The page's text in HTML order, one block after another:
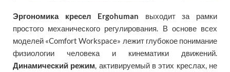
Эргономика кресел Ergohuman выходит за рамки
простого механического регулирования. В основе всех
моделей «Comfort Workspace» лежит глубокое понимание
физиологии человека и кинематики движений.
Динамический режим , активируемый в этих креслах, не